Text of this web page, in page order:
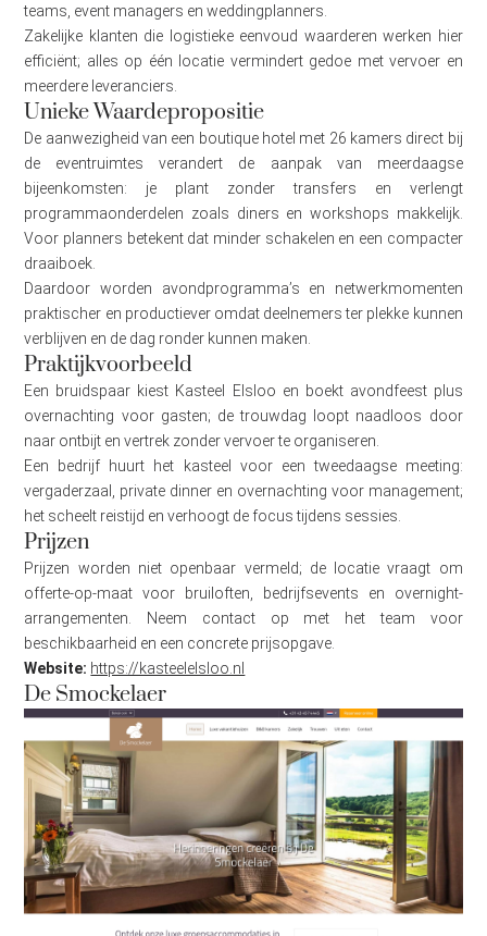
teams, event managers en weddingplanners.
Zakelijke klanten die logistieke eenvoud waarderen werken hier
efficiënt; alles op één locatie vermindert gedoe met vervoer en
meerdere leveranciers.
Unieke Waardepropositie
De aanwezigheid van een boutique hotel met 26 kamers direct bij
de eventruimtes verandert de aanpak van meerdaagse
bijeenkomsten: je plant zonder transfers en verlengt
programmaonderdelen zoals diners en workshops makkelijk.
Voor planners betekent dat minder schakelen en een compacter
draaiboek.
Daardoor worden avondprogramma’s en netwerkmomenten
praktischer en productiever omdat deelnemers ter plekke kunnen
verblijven en de dag ronder kunnen maken.
Praktijkvoorbeeld
Een bruidspaar kiest Kasteel Elsloo en boekt avondfeest plus
overnachting voor gasten; de trouwdag loopt naadloos door
naar ontbijt en vertrek zonder vervoer te organiseren.
Een bedrijf huurt het kasteel voor een tweedaagse meeting:
vergaderzaal, private dinner en overnachting voor management;
het scheelt reistijd en verhoogt de focus tijdens sessies.
Prijzen
Prijzen worden niet openbaar vermeld; de locatie vraagt om
offerte-op-maat voor bruiloften, bedrijfsevents en overnight-
arrangementen. Neem contact op met het team voor
beschikbaarheid en een concrete prijsopgave.
Website: https://kasteelelsloo.nl
De Smockelaer